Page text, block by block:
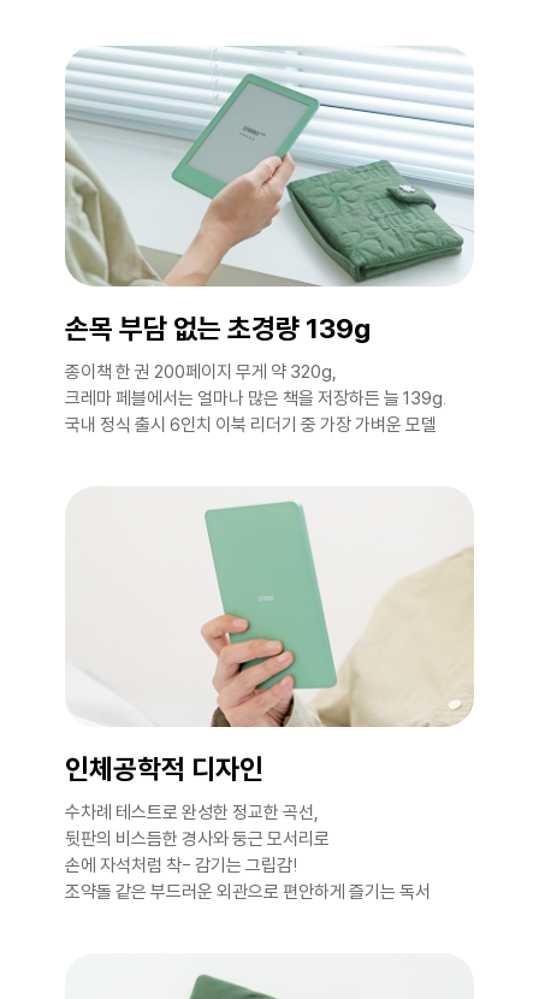
손목 부담 없는 초경량 139g
종이책 한 권 200페이지 무게 약 320g,
크레마 페블에서는 얼마나 많은 책을 저장하든 늘 139g.
국내 정식 출시 6인치 이북 리더기 중 가장 가벼운 모델
인체공학적 디자인
수차례 테스트로 완성한 정교한 곡선,
뒷판의 비스듬한 경사와 둥근 모서리로
손에 자석처럼 착- 감기는 그립감!
조약돌 같은 부드러운 외관으로 편안하게 즐기는 독서